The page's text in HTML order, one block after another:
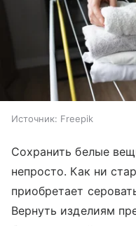
Источник: Freepik
Сохранить белые
непросто. Как ни
приобретает
Вернуть изделиям